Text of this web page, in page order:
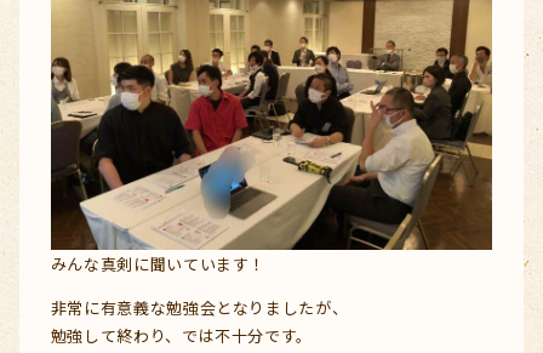
みんな真剣に聞いています！
非常に有意義な勉強会となりましたが、
勉強して終わり、では不十分です。